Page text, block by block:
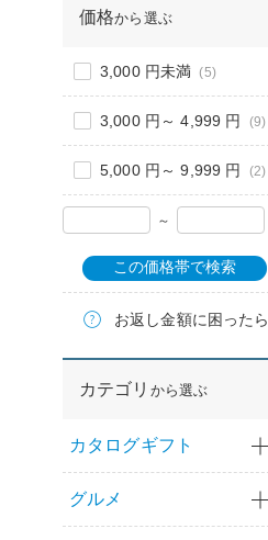
価格から選ぶ
3,000 円未満 (5)
3,000 円～ 4,999 円 (9)
5,000 円～ 9,999 円 (2)
～
この価格帯で検索
お返し金額に困ったら
カテゴリ から選ぶ
カタログギフト
グルメ